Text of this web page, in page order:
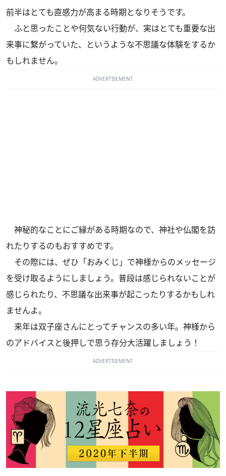
前半はとても直感力が高まる時期となりそうです。
ふと思ったことや何気ない行動が、実はとても重要な出
来事に繋がっていた、というような不思議な体験をするか
もしれません。
ADVERTISEMENT
神秘的なことにご縁がある時期なので、神社や仏閣を訪
れたりするのもおすすめです。
その際には、ぜひ「おみくじ」で神様からのメッセージ
を受け取るようにしましょう。普段は感じられないことが
感じられたり、不思議な出来事が起こったりするかもしれ
ませんよ。
来年は双子座さんにとってチャンスの多い年。神様から
のアドバイスと後押しで思う存分大活躍しましょう！
ADVERTISEMENT